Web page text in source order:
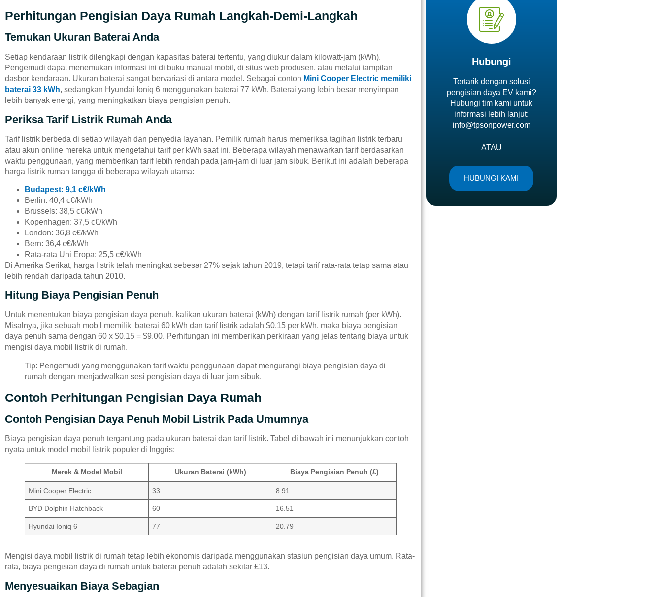
Perhitungan Pengisian Daya Rumah Langkah-Demi-Langkah
Temukan Ukuran Baterai Anda
Setiap kendaraan listrik dilengkapi dengan kapasitas baterai tertentu, yang diukur dalam kilowatt-jam (kWh).
Pengemudi dapat menemukan informasi ini di buku manual mobil, di situs web produsen, atau melalui tampilan
dasbor kendaraan. Ukuran baterai sangat bervariasi di antara model. Sebagai contoh Mini Cooper Electric memiliki
baterai 33 kWh, sedangkan Hyundai Ioniq 6 menggunakan baterai 77 kWh. Baterai yang lebih besar menyimpan
lebih banyak energi, yang meningkatkan biaya pengisian penuh.
Periksa Tarif Listrik Rumah Anda
Tarif listrik berbeda di setiap wilayah dan penyedia layanan. Pemilik rumah harus memeriksa tagihan listrik terbaru
atau akun online mereka untuk mengetahui tarif per kWh saat ini. Beberapa wilayah menawarkan tarif berdasarkan
waktu penggunaan, yang memberikan tarif lebih rendah pada jam-jam di luar jam sibuk. Berikut ini adalah beberapa
harga listrik rumah tangga di beberapa wilayah utama:
Budapest: 9,1 c€/kWh
Berlin: 40,4 c€/kWh
Brussels: 38,5 c€/kWh
Kopenhagen: 37,5 c€/kWh
London: 36,8 c€/kWh
Bern: 36,4 c€/kWh
Rata-rata Uni Eropa: 25,5 c€/kWh
Di Amerika Serikat, harga listrik telah meningkat sebesar 27% sejak tahun 2019, tetapi tarif rata-rata tetap sama atau
lebih rendah daripada tahun 2010.
Hitung Biaya Pengisian Penuh
Untuk menentukan biaya pengisian daya penuh, kalikan ukuran baterai (kWh) dengan tarif listrik rumah (per kWh).
Misalnya, jika sebuah mobil memiliki baterai 60 kWh dan tarif listrik adalah $0.15 per kWh, maka biaya pengisian
daya penuh sama dengan 60 x $0.15 = $9.00. Perhitungan ini memberikan perkiraan yang jelas tentang biaya untuk
mengisi daya mobil listrik di rumah.
Tip: Pengemudi yang menggunakan tarif waktu penggunaan dapat mengurangi biaya pengisian daya di
rumah dengan menjadwalkan sesi pengisian daya di luar jam sibuk.
Contoh Perhitungan Pengisian Daya Rumah
Contoh Pengisian Daya Penuh Mobil Listrik Pada Umumnya
Biaya pengisian daya penuh tergantung pada ukuran baterai dan tarif listrik. Tabel di bawah ini menunjukkan contoh
nyata untuk model mobil listrik populer di Inggris:
Merek & Model Mobil Ukuran Baterai (kWh) Biaya Pengisian Penuh (£)
Mini Cooper Electric 33 8.91
BYD Dolphin Hatchback 60 16.51
Hyundai Ioniq 6 77 20.79
Mengisi daya mobil listrik di rumah tetap lebih ekonomis daripada menggunakan stasiun pengisian daya umum. Rata-
rata, biaya pengisian daya di rumah untuk baterai penuh adalah sekitar £13.
Menyesuaikan Biaya Sebagian
Hubungi
Tertarik dengan solusi
pengisian daya EV kami?
Hubungi tim kami untuk
informasi lebih lanjut:
info@tpsonpower.com
ATAU
HUBUNGI KAMI